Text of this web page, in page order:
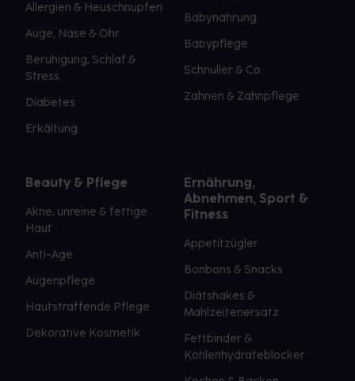
Allergien & Heuschnupfen
Auge, Nase & Ohr
Beruhigung, Schlaf &
Stress
Diabetes
Erkältung
Babynahrung
Babypflege
Schnuller & Co.
Zahnen & Zahnpflege
Beauty & Pflege
Akne, unreine & fettige
Haut
Anti-Age
Augenpflege
Hautstraffende Pflege
Dekorative Kosmetik
Ernährung,
Abnehmen, Sport &
Fitness
Appetitzügler
Bonbons & Snacks
Diätshakes &
Mahlzeitenersatz
Fettbinder &
Kohlenhydrateblocker